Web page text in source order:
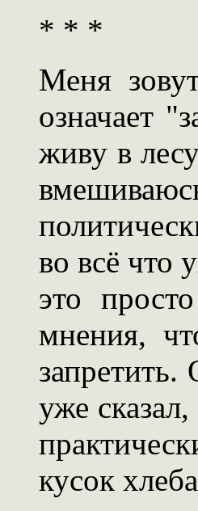
* * *
Меня
означает
живу в
во всё что
это
мнения,
запретить.
уже
кусок